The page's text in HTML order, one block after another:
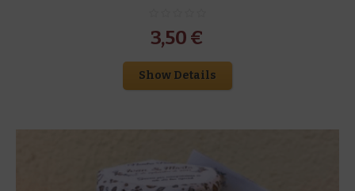
3,50 €
Show Details